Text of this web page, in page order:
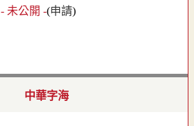
- 未公開 -(申請)
中華字海